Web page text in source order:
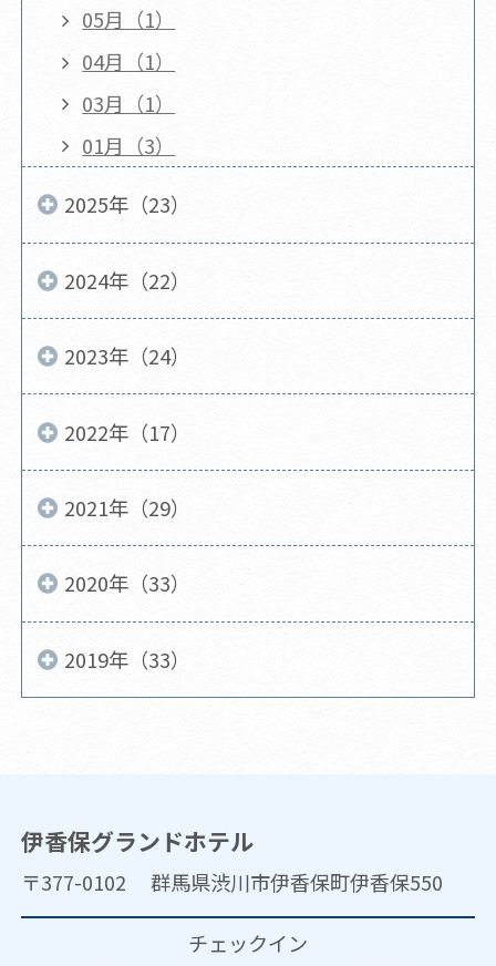
05月（1）
04月（1）
03月（1）
01月（3）
2025年（23）
2024年（22）
2023年（24）
2022年（17）
2021年（29）
2020年（33）
2019年（33）
伊香保グランドホテル
〒377-0102 群馬県渋川市伊香保町伊香保550
チェックイン